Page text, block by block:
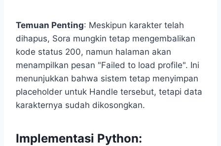
Temuan Penting: Meskipun karakter telah
dihapus, Sora mungkin tetap mengembalikan
kode status 200, namun halaman akan
menampilkan pesan "Failed to load profile". Ini
menunjukkan bahwa sistem tetap menyimpan
placeholder untuk Handle tersebut, tetapi data
karakternya sudah dikosongkan.
Implementasi Python: